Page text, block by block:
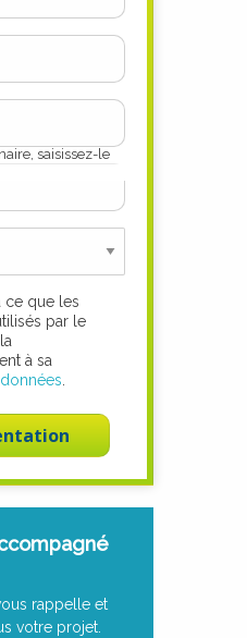
saisissez-le
ce que les
par le
à sa
rappelle et
votre projet.